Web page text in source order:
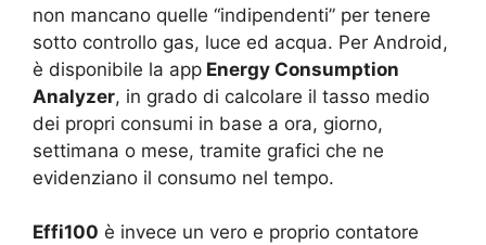
non mancano quelle “indipendenti” per tenere
sotto controllo gas, luce ed acqua. Per Android,
è disponibile la app Energy Consumption
Analyzer, in grado di calcolare il tasso medio
dei propri consumi in base a ora, giorno,
settimana o mese, tramite grafici che ne
evidenziano il consumo nel tempo.
Effi100 è invece un vero e proprio contatore